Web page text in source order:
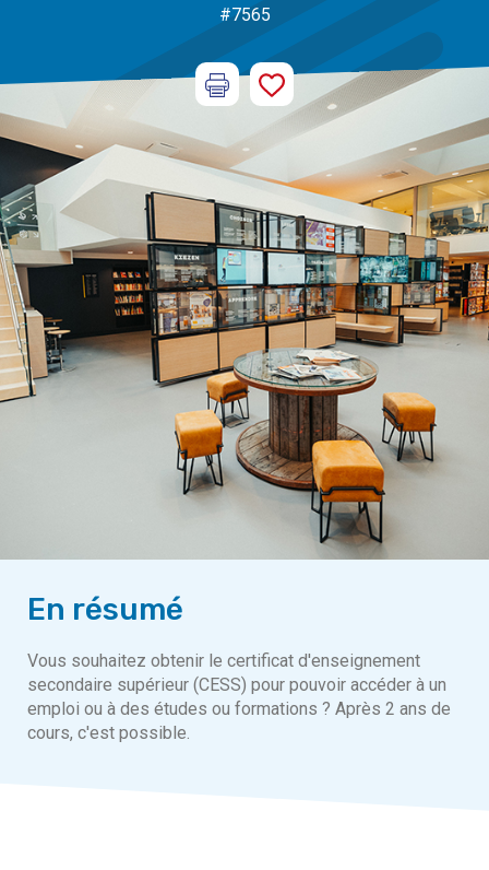
#7565
En résumé
Vous souhaitez obtenir le certificat d'enseignement
secondaire supérieur (CESS) pour pouvoir accéder à un
emploi ou à des études ou formations ? Après 2 ans de
cours, c'est possible.